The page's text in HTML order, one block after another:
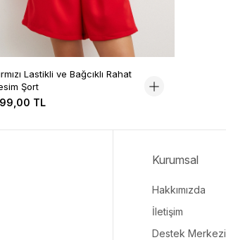
Lastikli ve Bağcıklı Rahat
Şort
TL
Kurumsal
Hakkımızda
İletişim
Destek Merkezi